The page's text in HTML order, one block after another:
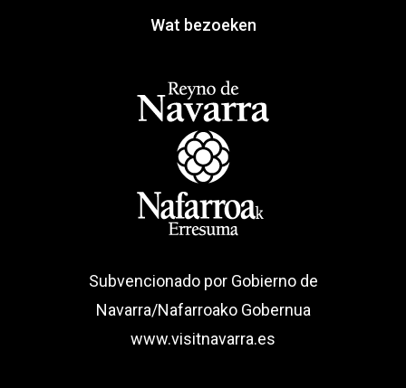
Wat bezoeken
Subvencionado por Gobierno de
Navarra/Nafarroako Gobernua
www.visitnavarra.es